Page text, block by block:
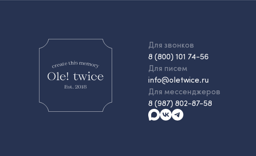
Для звонков
8 (800) 101 74-56
Для писем
info@oletwice.ru
Для мессенджеров
8 (987) 802-87-58